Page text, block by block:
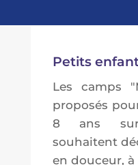
Petits
Les camps
proposés
8 ans
souhaitent
en douceur,